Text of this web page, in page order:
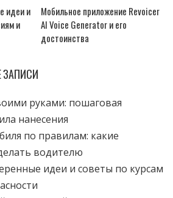
идеи и
и
Мобильное приложение Revoicer
AI Voice Generator и его
достоинства
руками: пошаговая
нанесения
по правилам: какие
водителю
идеи и советы по курсам